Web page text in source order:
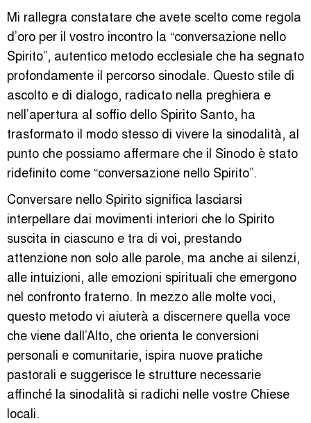
Mi rallegra constatare che avete scelto come regola
d’oro per il vostro incontro la “conversazione nello
Spirito”, autentico metodo ecclesiale che ha segnato
profondamente il percorso sinodale. Questo stile di
ascolto e di dialogo, radicato nella preghiera e
nell’apertura al soffio dello Spirito Santo, ha
trasformato il modo stesso di vivere la sinodalità, al
punto che possiamo affermare che il Sinodo è stato
ridefinito come “conversazione nello Spirito”.
Conversare nello Spirito significa lasciarsi
interpellare dai movimenti interiori che lo Spirito
suscita in ciascuno e tra di voi, prestando
attenzione non solo alle parole, ma anche ai silenzi,
alle intuizioni, alle emozioni spirituali che emergono
nel confronto fraterno. In mezzo alle molte voci,
questo metodo vi aiuterà a discernere quella voce
che viene dall’Alto, che orienta le conversioni
personali e comunitarie, ispira nuove pratiche
pastorali e suggerisce le strutture necessarie
affinché la sinodalità si radichi nelle vostre Chiese
locali.